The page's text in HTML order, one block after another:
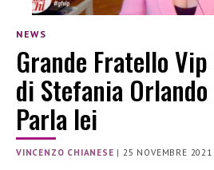
NEWS
Grande Fratello
di Stefania
Parla lei
VINCENZO CHIANESE |25 NOVEMBRE 2021